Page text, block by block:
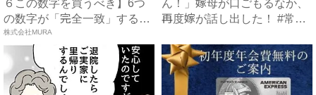
６この数字を買うべき】6つ
の数字が「完全一致」する
方...
株式会社MURA
ん！」嫁母が口ごもるなか、
再度嫁が話し出した！ #常識